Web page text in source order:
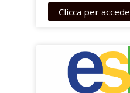
családClicca per